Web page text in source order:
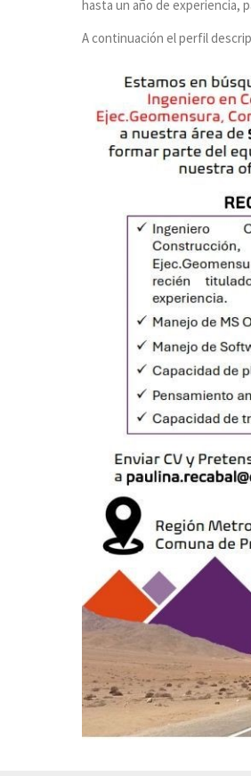
hasta un año de experiencia,
A continuación el perfil